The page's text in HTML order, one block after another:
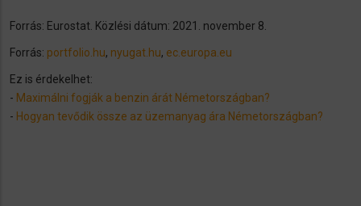
Forrás: Eurostat. Közlési dátum: 2021. november 8.
Forrás: portfolio.hu, nyugat.hu, ec.europa.eu
Ez is érdekelhet:
- Maximálni fogják a benzin árát Németországban?
- Hogyan tevődik össze az üzemanyag ára Németországban?